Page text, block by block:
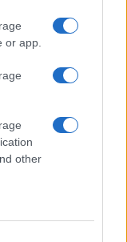
or app.
other